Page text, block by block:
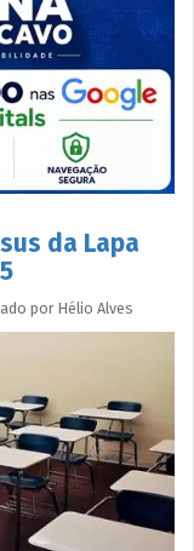
da Lapa
porHélio Alves